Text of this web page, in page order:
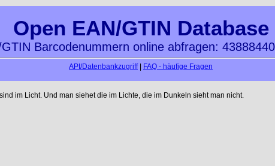
Open EAN/GTIN Database
Barcodenummern online abfragen:
API/Datenbankzugriff| FAQ - häufige Fragen
im Licht. Und man siehet die im Lichte, die im Dunkeln sieht man nicht.